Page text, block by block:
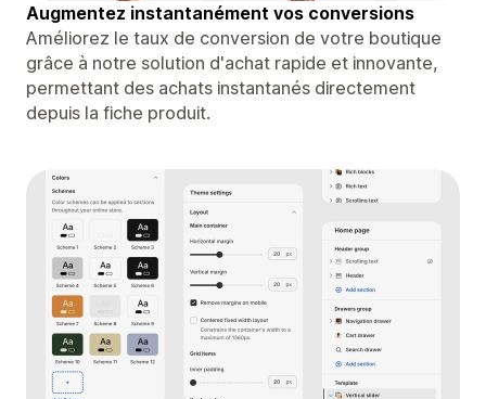
Augmentez instantanément vos conversions
Améliorez le taux de conversion de votre boutique
grâce à notre solution d'achat rapide et innovante,
permettant des achats instantanés directement
depuis la fiche produit.